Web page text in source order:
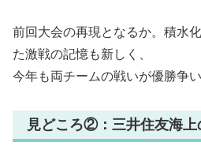
前回大会の再現となるか。積水
た激戦の記憶も新しく、
今年も両チームの戦いが優勝争
見どころ②：三井住友海上